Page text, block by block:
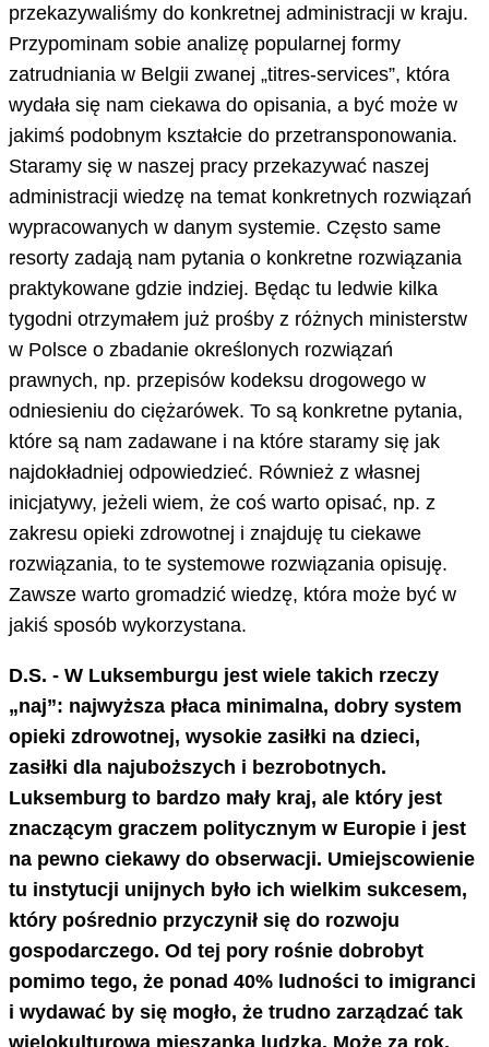
przekazywaliśmy do konkretnej administracji w kraju.
Przypominam sobie analizę popularnej formy
zatrudniania w Belgii zwanej „titres-services”, która
wydała się nam ciekawa do opisania, a być może w
jakimś podobnym kształcie do przetransponowania.
Staramy się w naszej pracy przekazywać naszej
administracji wiedzę na temat konkretnych rozwiązań
wypracowanych w danym systemie. Często same
resorty zadają nam pytania o konkretne rozwiązania
praktykowane gdzie indziej. Będąc tu ledwie kilka
tygodni otrzymałem już prośby z różnych ministerstw
w Polsce o zbadanie określonych rozwiązań
prawnych, np. przepisów kodeksu drogowego w
odniesieniu do ciężarówek. To są konkretne pytania,
które są nam zadawane i na które staramy się jak
najdokładniej odpowiedzieć. Również z własnej
inicjatywy, jeżeli wiem, że coś warto opisać, np. z
zakresu opieki zdrowotnej i znajduję tu ciekawe
rozwiązania, to te systemowe rozwiązania opisuję.
Zawsze warto gromadzić wiedzę, która może być w
jakiś sposób wykorzystana.
D.S. - W Luksemburgu jest wiele takich rzeczy
„naj”: najwyższa płaca minimalna, dobry system
opieki zdrowotnej, wysokie zasiłki na dzieci,
zasiłki dla najuboższych i bezrobotnych.
Luksemburg to bardzo mały kraj, ale który jest
znaczącym graczem politycznym w Europie i jest
na pewno ciekawy do obserwacji. Umiejscowienie
tu instytucji unijnych było ich wielkim sukcesem,
który pośrednio przyczynił się do rozwoju
gospodarczego. Od tej pory rośnie dobrobyt
pomimo tego, że ponad 40% ludności to imigranci
i wydawać by się mogło, że trudno zarządzać tak
wielokulturową mieszanką ludzką. Może za rok,